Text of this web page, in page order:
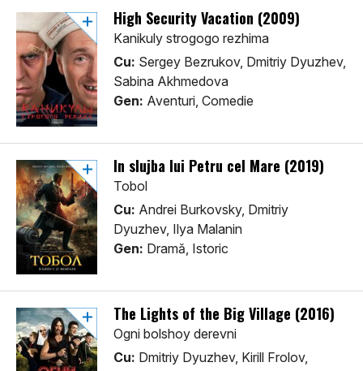
High Security Vacation (2009)
Kanikuly strogogo rezhima
Cu: Sergey Bezrukov, Dmitriy Dyuzhev,
Sabina Akhmedova
Gen: Aventuri, Comedie
In slujba lui Petru cel Mare (2019)
Tobol
Cu: Andrei Burkovsky, Dmitriy
Dyuzhev, Ilya Malanin
Gen: Dramă, Istoric
The Lights of the Big Village (2016)
Ogni bolshoy derevni
Cu: Dmitriy Dyuzhev, Kirill Frolov,